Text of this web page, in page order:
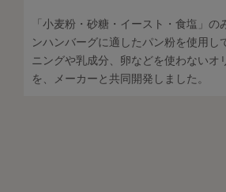
「小麦粉・砂糖・イースト・食塩」の
ンハンバーグに適したパン粉を使用し
ニングや乳成分、卵などを使わないオ
を、メーカーと共同開発しました。